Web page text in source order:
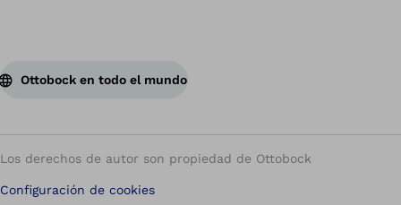
Ottobock en todo el mundo
Los derechos de autor son propiedad de Ottobock
Configuración de cookies